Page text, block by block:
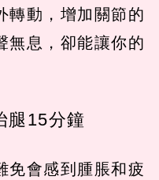
轉動，增加關節的
無息，卻能讓你的
腿15分鐘
免會感到腫脹和疲